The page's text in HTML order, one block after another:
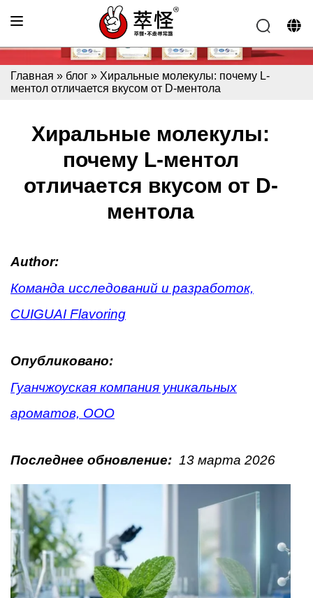
Главная » блог » Хиральные молекулы: почему L-
ментол отличается вкусом от D-ментола
Хиральные молекулы:
почему L-ментол
отличается вкусом от D-
ментола
Author:
Команда исследований и разработок,
CUIGUAI Flavoring
Опубликовано:
Гуанчжоуская компания уникальных
ароматов, ООО
Последнее обновление: 13 марта 2026